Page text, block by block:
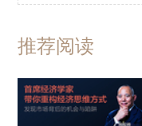
推荐阅读